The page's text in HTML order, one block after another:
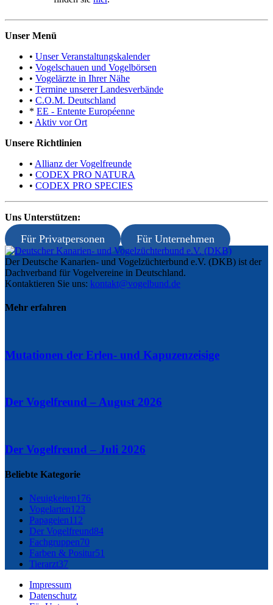
Unser Menü
• Unser Veranstaltungskalender
• Vogelschauen und Vogelbörsen
• Vogelärzte in Ihrer Nähe
• Termine unserer Landesverbände
• C.O.M. Deutschland
* EE - Entente Européenne
• Aktiv vor Ort
Unsere Richtlinien
• Allianz der Vogelfreunde
• CODEX PRO NATURA
• CODEX PRO SPECIES
Uns Unterstützen:
Für Privatpersonen Für Unternehmen
Der Deutsche Kanarien- und Vogelzüchterbund e.V. (DKB) ist der
Dachverband für Vogelvereine in Deutschland.
Kontaktieren Sie uns: kontakt@vogelbund.de
Mehr erfahren
Mutationen der Erlen- und Kapuzenzeisige
Der Vogelfreund – August 2026
Der Vogelfreund – Juli 2026
Beliebte Kategorie
Neuigkeiten176
Vogelarten123
Papageien112
Der Vogelfreund84
Fachgruppen70
Farben & Positur51
Tierarzt37
Impressum
Datenschutz